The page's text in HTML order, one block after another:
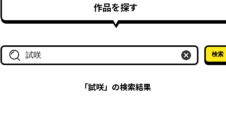
作品を探す
作品名・作家名で探す
検索
「試咲」の検索結果